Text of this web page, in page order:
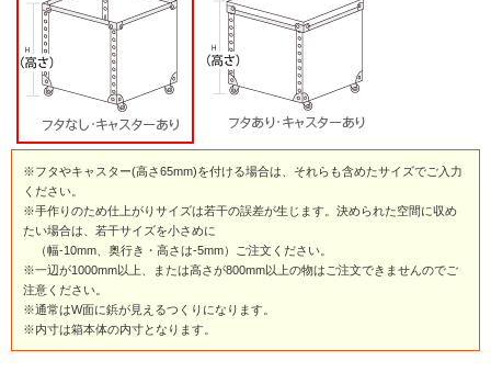
※フタやキャスター(高さ65mm)を付ける場合は、それらも含めたサイズでご入力
ください。
※手作りのため仕上がりサイズは若干の誤差が生じます。決められた空間に収め
たい場合は、若干サイズを小さめに
（幅-10mm、奥行き・高さは-5mm）ご注文ください。
※一辺が1000mm以上、または高さが800mm以上の物はご注文できませんのでご
注意ください。
※通常はW面に鋲が見えるつくりになります。
※内寸は箱本体の内寸となります。